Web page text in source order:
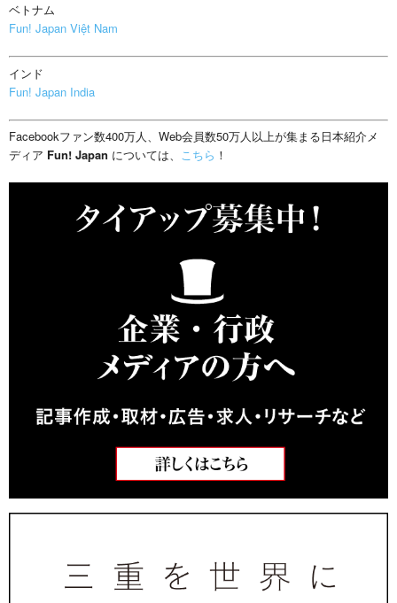
ベトナム
Fun! Japan Việt Nam
インド
Fun! Japan India
Facebookファン数400万人、Web会員数50万人以上が集まる日本紹介メ
ディア Fun! Japan については、 こちら ！